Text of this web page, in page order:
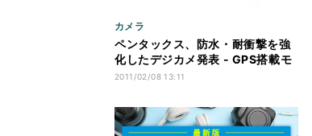
カメラ
ペンタックス、防水・耐衝撃を強
化したデジカメ発表 - GPS搭載モ
デルも
2011/02/08 13:11